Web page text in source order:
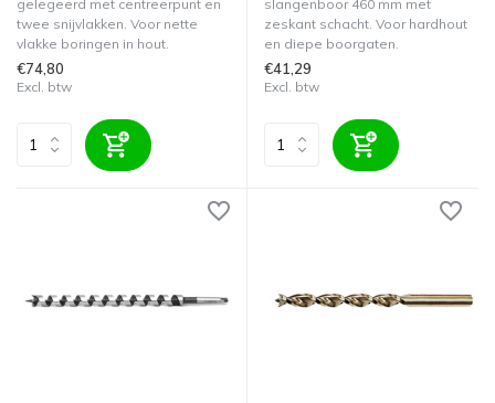
gelegeerd met centreerpunt en
twee snijvlakken. Voor nette
vlakke boringen in hout.
€74,80
Excl. btw
slangenboor 460 mm met
zeskant schacht. Voor hardhout
en diepe boorgaten.
€41,29
Excl. btw